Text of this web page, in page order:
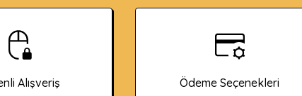
Alışveriş Ödeme Seçenekleri